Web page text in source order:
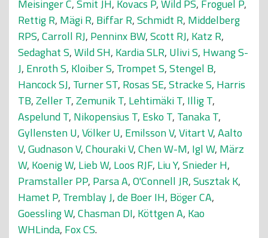
Meisinger C,Smit JH, Kovacs P,Wild PS, Froguel P,
Rettig R, Mägi R, Biffar R,Schmidt R, Middelberg
RPS,Carroll RJ, Penninx BW,Scott RJ, Katz R,
Sedaghat S,Wild SH, Kardia SLR, Ulivi S, Hwang S-
J, Enroth S, Kloiber S, Trompet S,Stengel B,
Hancock SJ, Turner ST, Rosas SE,Stracke S, Harris
TB,Zeller T,Zemunik T, Lehtimäki T, Illig T,
Aspelund T, Nikopensius T, Esko T, Tanaka T,
Gyllensten U,Völker U, Emilsson V,Vitart V,Aalto
V,Gudnason V,Chouraki V,Chen W-M, Igl W, März
W, Koenig W, Lieb W, Loos RJF, Liu Y,Snieder H,
Pramstaller PP, Parsa A,O'Connell JR,Susztak K,
Hamet P, Tremblay J,de Boer IH, Böger CA,
Goessling W,Chasman DI, Köttgen A, Kao
WHLinda, Fox CS.